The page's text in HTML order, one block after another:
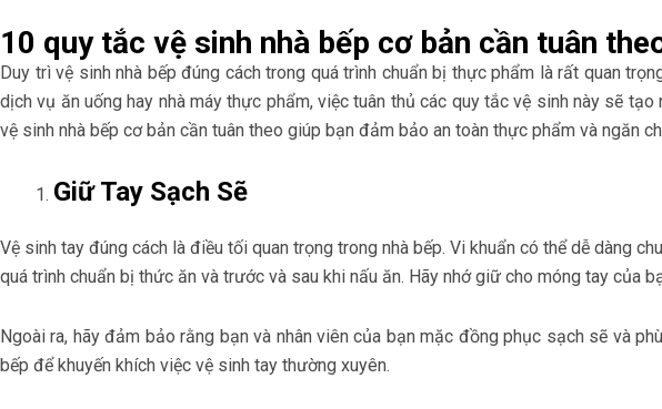
10 quy tắc vệ sinh nhà bếp cơ bản cần tuân
Duy trì vệ sinh nhà bếp đúng cách trong quá trình chuẩn bị thực phẩm là rất quan
dịch vụ ăn uống hay nhà máy thực phẩm, việc tuân thủ các quy tắc vệ sinh này sẽ
vệ sinh nhà bếp cơ bản cần tuân theo giúp bạn đảm bảo an toàn thực phẩm và ngăn
Giữ Tay Sạch Sẽ
Vệ sinh tay đúng cách là điều tối quan trọng trong nhà bếp. Vi khuẩn có thể dễ dàng
quá trình chuẩn bị thức ăn và trước và sau khi nấu ăn. Hãy nhớ giữ cho móng tay của
Ngoài ra, hãy đảm bảo rằng bạn và nhân viên của bạn mặc đồng phục sạch sẽ và
bếp để khuyến khích việc vệ sinh tay thường xuyên.